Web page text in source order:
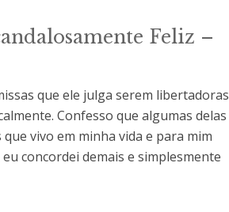
Feliz –
que ele julga serem libertadoras
Confesso que algumas delas
vivo em minha vida e para mim
concordei demais e simplesmente